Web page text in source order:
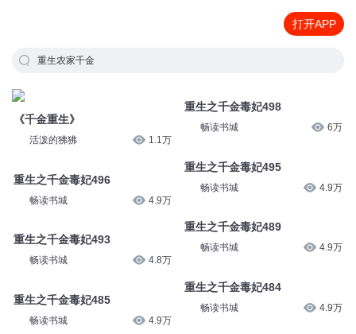
打开APP
重生农家千金
《千金重生》
活泼的狒狒 1.1万
重生之千金毒妃496
畅读书城 4.9万
重生之千金毒妃493
畅读书城 4.8万
重生之千金毒妃485
畅读书城 4.9万
重生之千金毒妃498
畅读书城 6万
重生之千金毒妃495
畅读书城 4.9万
重生之千金毒妃489
畅读书城 4.9万
重生之千金毒妃484
畅读书城 4.9万